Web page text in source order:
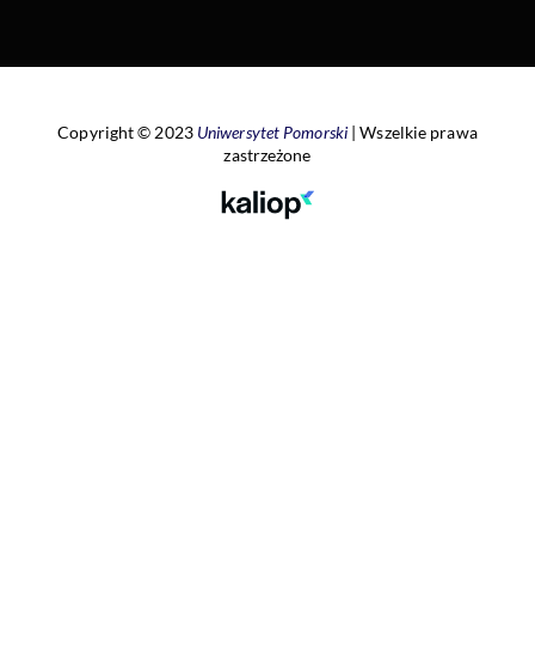
Copyright © 2023 Uniwersytet Pomorski | Wszelkie prawa
zastrzeżone